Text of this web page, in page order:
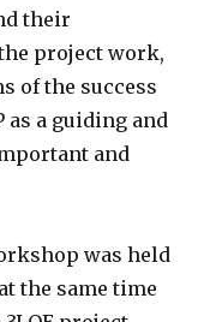
their
project work,
of the success
as a guiding and
and
was held
the same time